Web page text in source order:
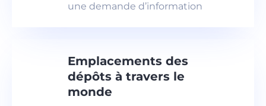
une demande d’information
Emplacements des
dépôts à travers le
monde